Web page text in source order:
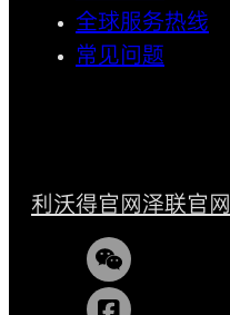
全球服务热线
常见问题
利沃得官网泽联官网